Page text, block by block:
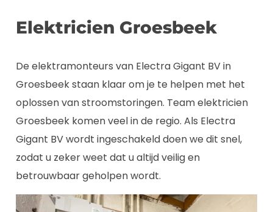
Elektricien Groesbeek
De elektramonteurs van Electra Gigant BV in
Groesbeek staan klaar om je te helpen met het
oplossen van stroomstoringen. Team elektricien
Groesbeek komen veel in de regio. Als Electra
Gigant BV wordt ingeschakeld doen we dit snel,
zodat u zeker weet dat u altijd veilig en
betrouwbaar geholpen wordt.